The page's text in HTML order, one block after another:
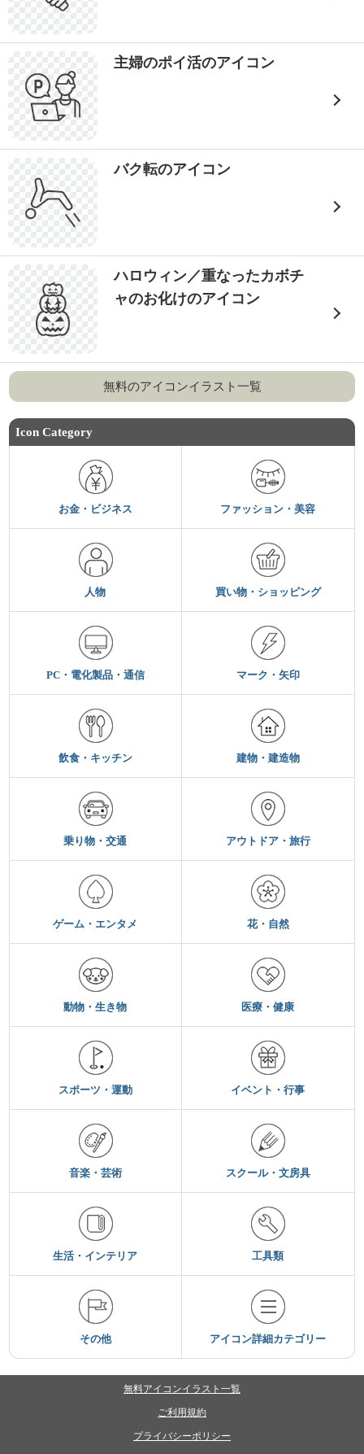
主婦のポイ活のアイコン
バク転のアイコン
ハロウィン／重なったカボチ
ャのお化けのアイコン
無料のアイコンイラスト一覧
Icon Category
お金・ビジネス ファッション・美容
人物 買い物・ショッピング
PC・電化製品・通信 マーク・矢印
飲食・キッチン 建物・建造物
乗り物・交通 アウトドア・旅行
ゲーム・エンタメ 花・自然
動物・生き物 医療・健康
スポーツ・運動 イベント・行事
音楽・芸術 スクール・文房具
生活・インテリア 工具類
その他 アイコン詳細カテゴリー
無料アイコンイラスト一覧
ご利用規約
プライバシーポリシー